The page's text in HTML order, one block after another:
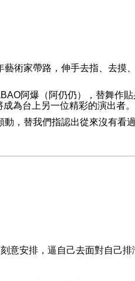
術家帶路，伸手去指、去摸
阿爆（阿仍仍），替舞作
為台上另一位精彩的演出者。
，替我們指認出從來沒有看
意安排，逼自己去面對自己